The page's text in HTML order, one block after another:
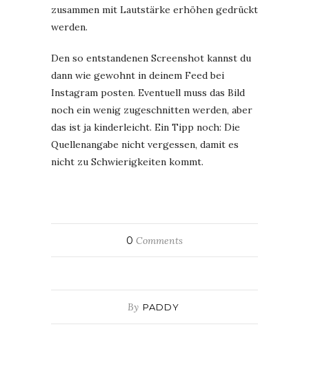
zusammen mit Lautstärke erhöhen gedrückt
werden.
Den so entstandenen Screenshot kannst du
dann wie gewohnt in deinem Feed bei
Instagram posten. Eventuell muss das Bild
noch ein wenig zugeschnitten werden, aber
das ist ja kinderleicht. Ein Tipp noch: Die
Quellenangabe nicht vergessen, damit es
nicht zu Schwierigkeiten kommt.
0 Comments
By PADDY